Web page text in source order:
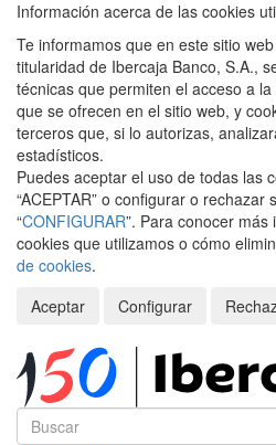
Información acerca de las cookies
Te informamos que en este sitio
titularidad de Ibercaja Banco, S.A.,
técnicas que permiten el acceso a
que se ofrecen en el sitio web, y
terceros que, si lo autorizas,
estadísticos.
Puedes aceptar el uso de todas las
“ACEPTAR” o configurar o
“CONFIGURAR”. Para conocer
cookies que utilizamos o cómo
de cookies.
Aceptar
Configurar